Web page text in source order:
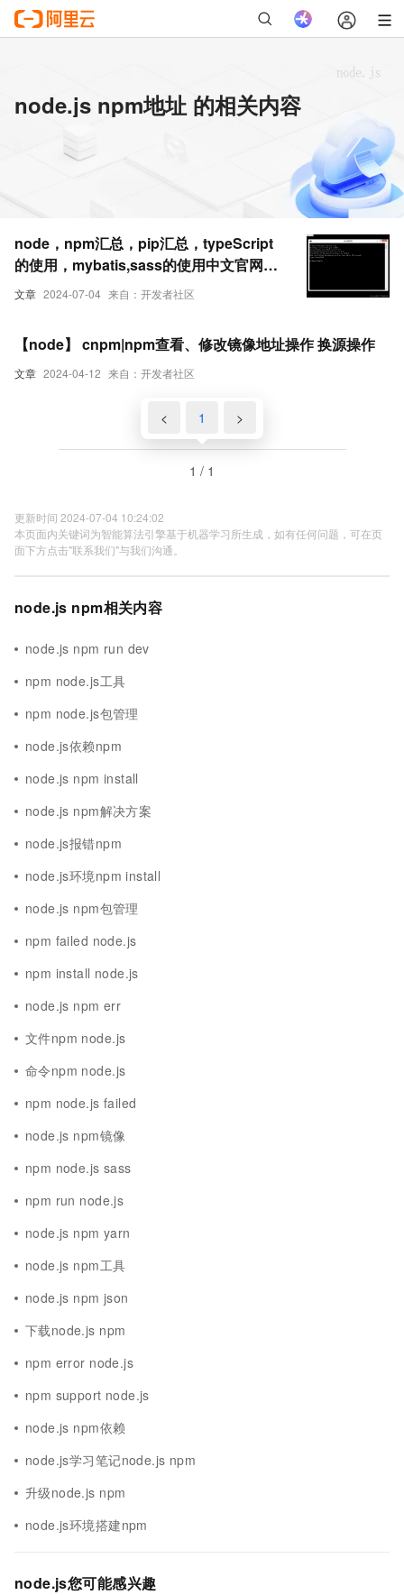
node.js npm地址 的相关内容
文章 2024-07-04 来自：开发者社区
node，npm汇总，pip汇总，typeScript
的使用，mybatis,sass的使用中文官网地
址：
文章 2024-04-12 来自：开发者社区
【node】 cnpm|npm查看、修改镜像地址操作 换源操作
< 1 >
1 / 1
更新时间 2024-07-04 10:24:02
本页面内关键词为智能算法引擎基于机器学习所生成，如有任何问题，可在页
面下方点击"联系我们"与我们沟通。
node.js npm相关内容
node.js npm run dev
npm node.js工具
npm node.js包管理
node.js依赖npm
node.js npm install
node.js npm解决方案
node.js报错npm
node.js环境npm install
node.js npm包管理
npm failed node.js
npm install node.js
node.js npm err
文件npm node.js
命令npm node.js
npm node.js failed
node.js npm镜像
npm node.js sass
npm run node.js
node.js npm yarn
node.js npm工具
node.js npm json
下载node.js npm
npm error node.js
npm support node.js
node.js npm依赖
node.js学习笔记node.js npm
升级node.js npm
node.js环境搭建npm
node.js您可能感兴趣